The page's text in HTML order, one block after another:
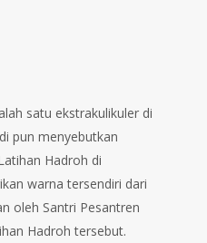
satu ekstrakulikuler di
pun menyebutkan
Hadroh di
warna tersendiri dari
oleh Santri Pesantren
Hadroh tersebut.